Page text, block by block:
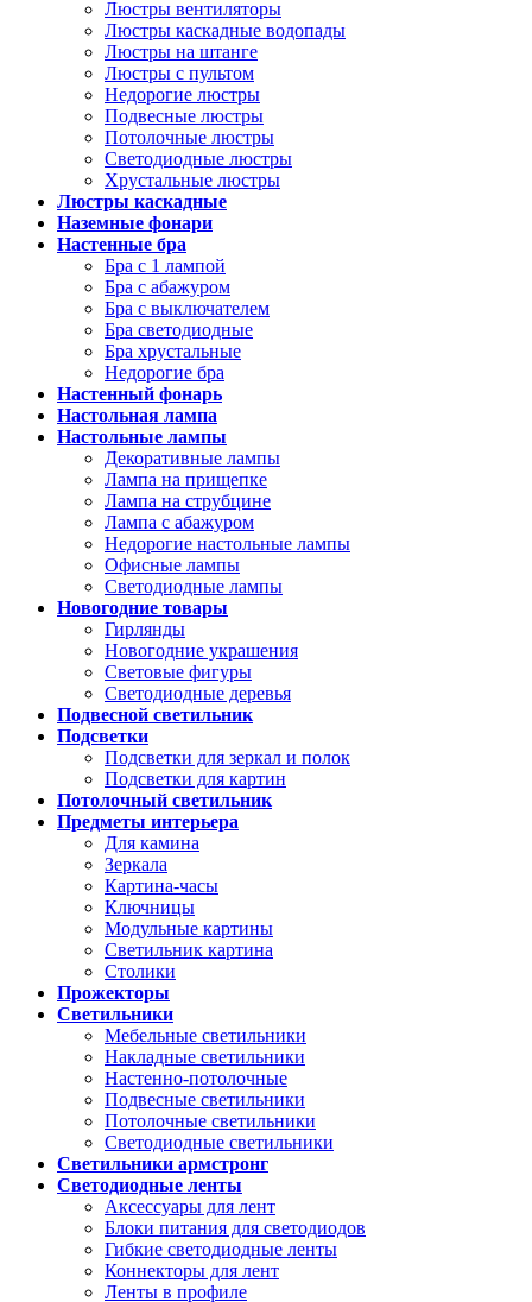
Люстры вентиляторы
Люстры каскадные водопады
Люстры на штанге
Люстры с пультом
Недорогие люстры
Подвесные люстры
Потолочные люстры
Светодиодные люстры
Хрустальные люстры
Люстры каскадные
Наземные фонари
Настенные бра
Бра с 1 лампой
Бра с абажуром
Бра с выключателем
Бра светодиодные
Бра хрустальные
Недорогие бра
Настенный фонарь
Настольная лампа
Настольные лампы
Декоративные лампы
Лампа на прищепке
Лампа на струбцине
Лампа с абажуром
Недорогие настольные лампы
Офисные лампы
Светодиодные лампы
Новогодние товары
Гирлянды
Новогодние украшения
Световые фигуры
Светодиодные деревья
Подвесной светильник
Подсветки
Подсветки для зеркал и полок
Подсветки для картин
Потолочный светильник
Предметы интерьера
Для камина
Зеркала
Картина-часы
Ключницы
Модульные картины
Светильник картина
Столики
Прожекторы
Светильники
Мебельные светильники
Накладные светильники
Настенно-потолочные
Подвесные светильники
Потолочные светильники
Светодиодные светильники
Светильники армстронг
Светодиодные ленты
Аксессуары для лент
Блоки питания для светодиодов
Гибкие светодиодные ленты
Коннекторы для лент
Ленты в профиле